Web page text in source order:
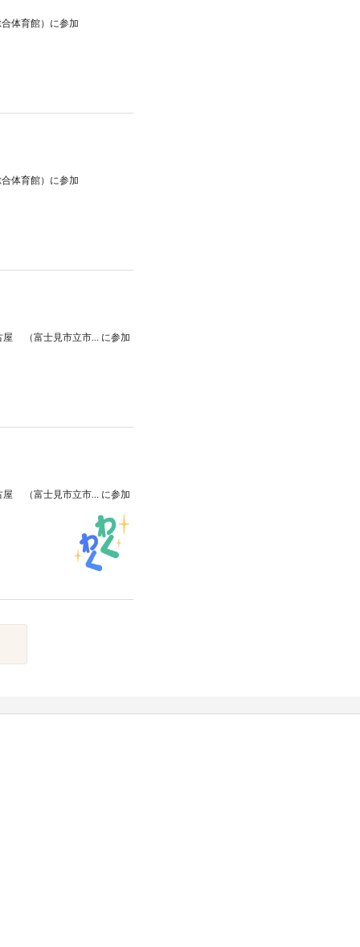
育館） に参加
育館） に参加
2026/ 3/28 (土) 【リーグH 第19節】 VS 豊田合成ブルーファルコン名古屋 （富士見市立市民総合体育館） に参加
2026/ 3/28 (土) 【リーグH 第19節】 VS 豊田合成ブルーファルコン名古屋 （富士見市立市民総合体育館） に参加